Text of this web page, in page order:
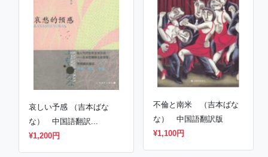
哀しい予感 （吉本ばな
な） 中国語翻訳...
¥1,200円
不倫と南米 （吉本ばな
な） 中国語翻訳版
¥1,100円